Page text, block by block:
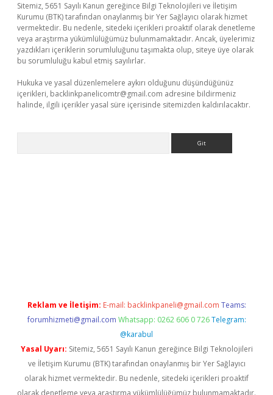
Sitemiz, 5651 Sayılı Kanun gereğince Bilgi Teknolojileri ve İletişim
Kurumu (BTK) tarafından onaylanmış bir Yer Sağlayıcı olarak hizmet
vermektedir. Bu nedenle, sitedeki içerikleri proaktif olarak denetleme
veya araştırma yükümlülüğümüz bulunmamaktadır. Ancak, üyelerimiz
yazdıkları içeriklerin sorumluluğunu taşımakta olup, siteye üye olarak
bu sorumluluğu kabul etmiş sayılırlar.
Hukuka ve yasal düzenlemelere aykırı olduğunu düşündüğünüz
içerikleri, backlinkpanelicomtr@gmail.com adresine bildirmeniz
halinde, ilgili içerikler yasal süre içerisinde sitemizden kaldırılacaktır.
Reklam ve İletişim: E-mail: backlinkpaneli@gmail.com Teams:
forumhizmeti@gmail.com Whatsapp: 0262 606 0 726 Telegram:
@karabul
Yasal Uyarı: Sitemiz, 5651 Sayılı Kanun gereğince Bilgi Teknolojileri
ve İletişim Kurumu (BTK) tarafından onaylanmış bir Yer Sağlayıcı
olarak hizmet vermektedir. Bu nedenle, sitedeki içerikleri proaktif
olarak denetleme veya araştırma yükümlülüğümüz bulunmamaktadır.